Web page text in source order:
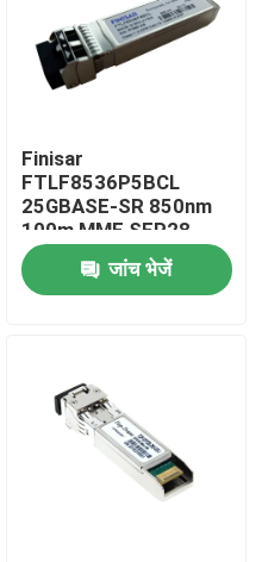
Finisar
FTLF8536P5BCL
25GBASE-SR 850nm
100m MMF SFP28-
25G-SR ऑप्टिकल
ट्रांससीवर मॉड्यूल
जांच भेजें